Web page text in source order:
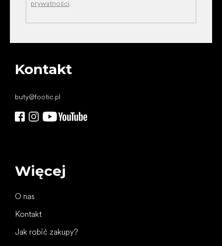
prywatności.
Kontakt
buty@footic.pl
Więcej
O nas
Kontakt
Jak robić zakupy?